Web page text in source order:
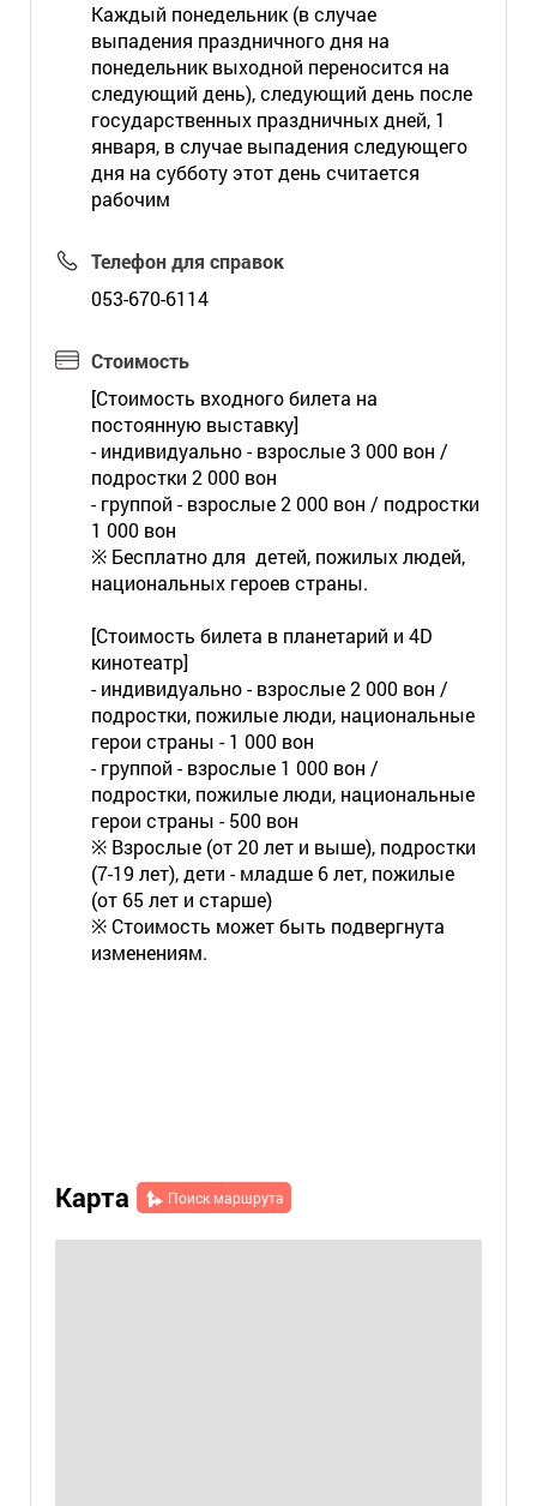
Каждый понедельник (в случае
выпадения праздничного дня на
понедельник выходной переносится на
следующий день), следующий день после
государственных праздничных дней, 1
января, в случае выпадения следующего
дня на субботу этот день считается
рабочим
Телефон для справок
053-670-6114
Стоимость
[Стоимость входного билета на
постоянную выставку]
- индивидуально - взрослые 3 000 вон /
подростки 2 000 вон
- группой - взрослые 2 000 вон / подростки
1 000 вон
※ Бесплатно для детей, пожилых людей,
национальных героев страны.
[Стоимость билета в планетарий и 4D
кинотеатр]
- индивидуально - взрослые 2 000 вон /
подростки, пожилые люди, национальные
герои страны - 1 000 вон
- группой - взрослые 1 000 вон /
подростки, пожилые люди, национальные
герои страны - 500 вон
※ Взрослые (от 20 лет и выше), подростки
(7-19 лет), дети - младше 6 лет, пожилые
(от 65 лет и старше)
※ Стоимость может быть подвергнута
изменениям.
Карта Поиск маршрута